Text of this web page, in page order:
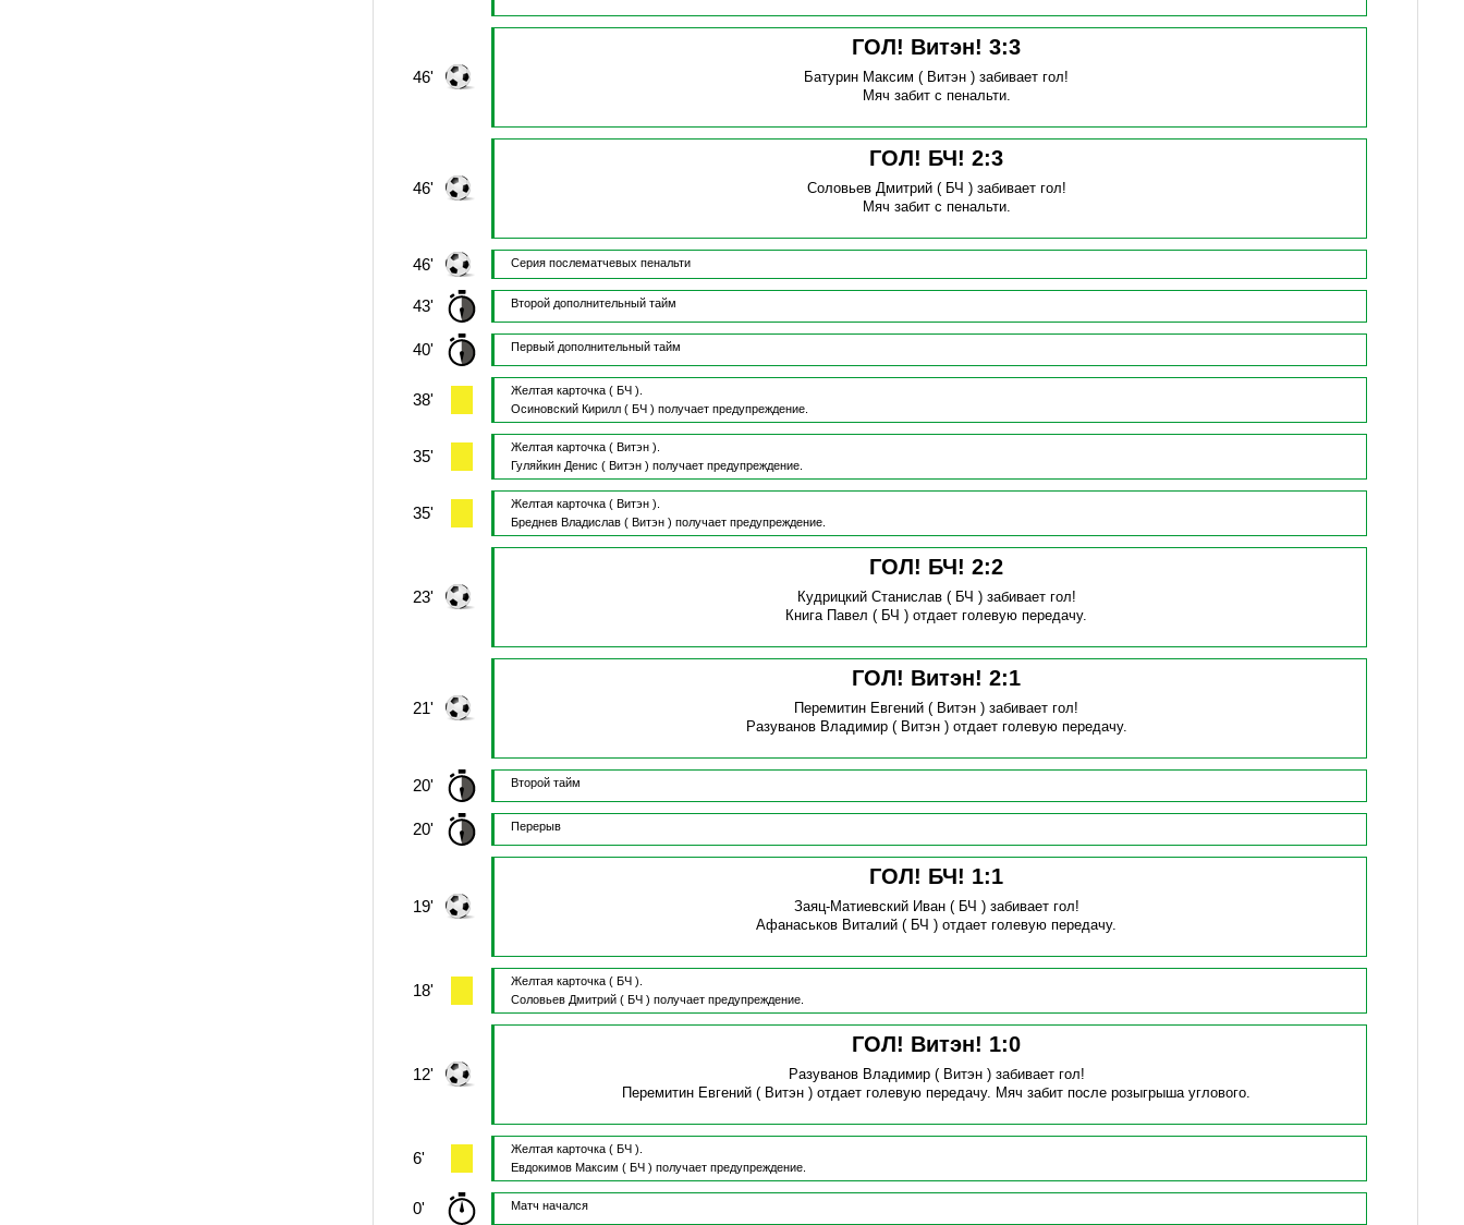
46'
ГОЛ! Витэн!3:3
Батурин Максим ( Витэн )забивает гол!
Мяч забит с пенальти.
46'
ГОЛ! БЧ!2:3
Соловьев Дмитрий( БЧ ) забивает гол!
Мяч забит с пенальти.
46' Серия послематчевых пенальти
43' Второй дополнительный тайм
40' Первый дополнительный тайм
38' Желтая карточка ( БЧ ).
Осиновский Кирилл( БЧ ) получает предупреждение.
35' Желтая карточка ( Витэн ).
Гуляйкин Денис ( Витэн ) получает предупреждение.
35' Желтая карточка ( Витэн ).
Бреднев Владислав( Витэн ) получает предупреждение.
23'
ГОЛ! БЧ!2:2
Кудрицкий Станислав( БЧ ) забивает гол!
Книга Павел ( БЧ )отдает голевую передачу.
21'
ГОЛ! Витэн!2:1
Перемитин Евгений ( Витэн )забивает гол!
Разуванов Владимир( Витэн ) отдает голевую передачу.
20' Второй тайм
20' Перерыв
19'
ГОЛ! БЧ! 1:1
Заяц-Матиевский Иван( БЧ ) забивает гол!
Афанаськов Виталий ( БЧ )отдает голевую передачу.
18' Желтая карточка ( БЧ ).
Соловьев Дмитрий( БЧ ) получает предупреждение.
12'
ГОЛ! Витэн! 1:0
Разуванов Владимир( Витэн ) забивает гол!
Перемитин Евгений ( Витэн )отдает голевую передачу. Мяч забит после розыгрыша углового.
6' Желтая карточка ( БЧ ).
Евдокимов Максим ( БЧ ) получает предупреждение.
0' Матч начался